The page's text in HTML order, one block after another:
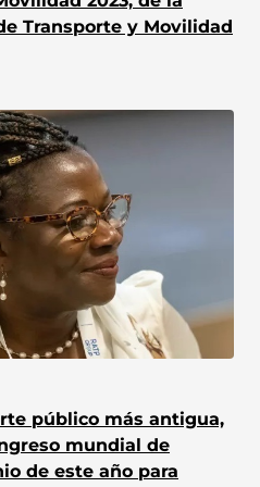
Transporte y Movilidad
público más antigua,
mundial de
de este año para